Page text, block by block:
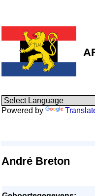
Powered by
André Breton